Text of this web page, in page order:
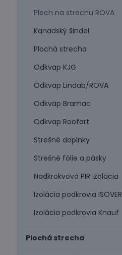
Plech na strechu ROVA
Kanadský šindel
Plochá strecha
Odkvap KJG
Odkvap Lindab/ROVA
Odkvap Bramac
Odkvap Roofart
Strešné doplnky
Strešné fólie a pásky
Nadkrokvová PIR izolácia
Izolácia podkrovia ISOVER
Izolácia podkrovia Knauf
Plochá strecha